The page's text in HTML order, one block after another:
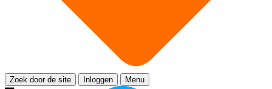
Zoek door de site Inloggen Menu